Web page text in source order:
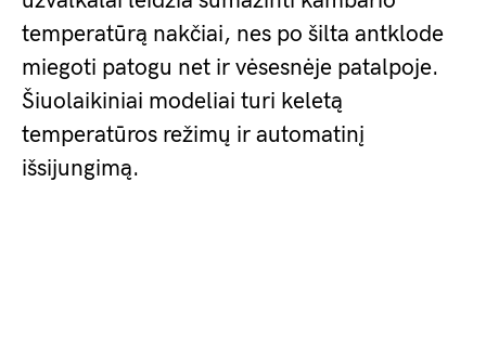
temperatūrą nakčiai, nes po šilta antklode
miegoti patogu net ir vėsesnėje patalpoje.
Šiuolaikiniai modeliai turi keletą
temperatūros režimų ir automatinį
išsijungimą.